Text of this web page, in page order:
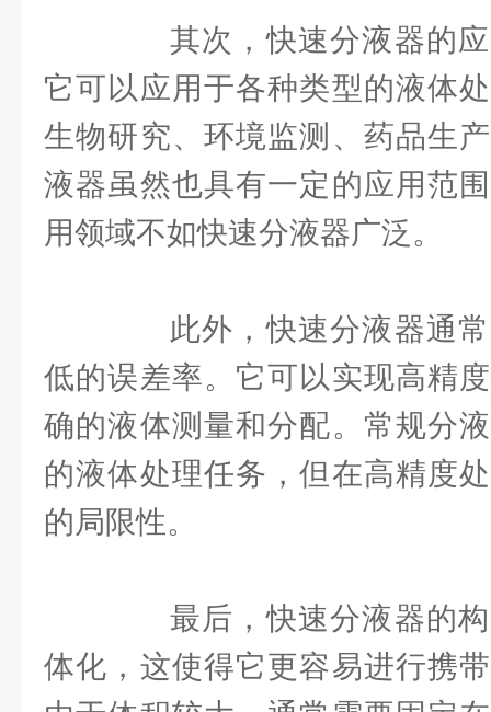
其次，快速分液器的应
它可以应用于各种类型的液体
生物研究、环境监测、药品生
液器虽然也具有一定的应用范
用领域不如快速分液器广泛。
此外，快速分液器通常
低的误差率。它可以实现高精
确的液体测量和分配。常规分
的液体处理任务，但在高精度
的局限性。
最后，快速分液器的构
体化，这使得它更容易进行携